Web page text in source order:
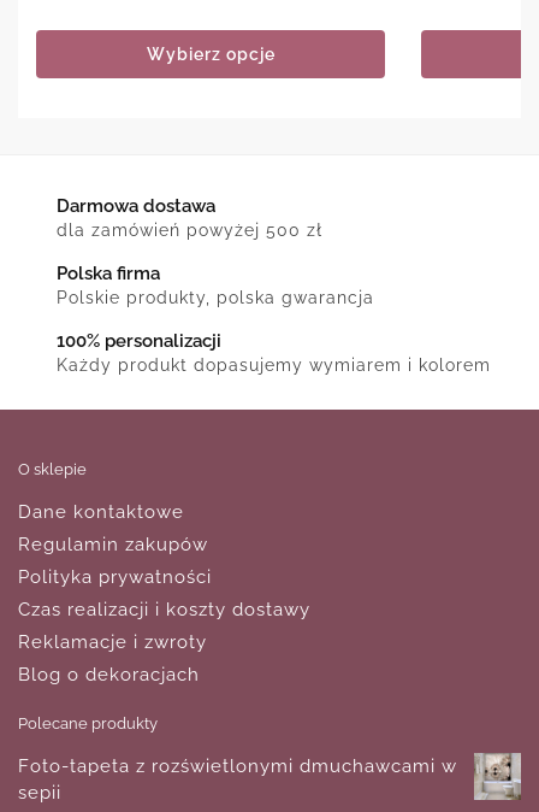
Wybierz opcje
Darmowa dostawa
dla zamówień powyżej 500 zł
Polska firma
Polskie produkty, polska gwarancja
100% personalizacji
Każdy produkt dopasujemy wymiarem i kolorem
O sklepie
Dane kontaktowe
Regulamin zakupów
Polityka prywatności
Czas realizacji i koszty dostawy
Reklamacje i zwroty
Blog o dekoracjach
Polecane produkty
Foto-tapeta z rozświetlonymi dmuchawcami w
sepii